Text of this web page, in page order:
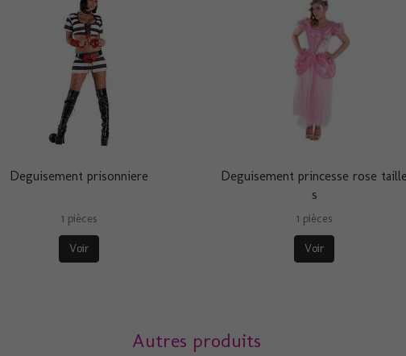
Deguisement prisonniere
1 pièces
Voir
Deguisement princesse rose taille
s
1 pièces
Voir
Autres produits